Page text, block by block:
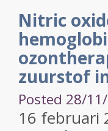
Nitric
zuurstof
Posted 28/
16 februari